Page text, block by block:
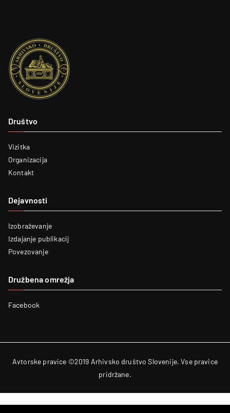
Društvo
Vizitka
Organizacija
Kontakt
Dejavnosti
Izobraževanje
Izdajanje publikacij
Povezovanje
Družbena omrežja
Facebook
Avtorske pravice ©2019 Arhivsko društvo Slovenije. Vse pravice
pridržane.